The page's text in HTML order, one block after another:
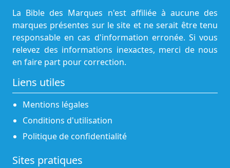
La Bible des Marques n'est affiliée à aucune des
marques présentes sur le site et ne serait être tenu
responsable en cas d'information erronée. Si vous
relevez des informations inexactes, merci de nous
en faire part pour correction.
Liens utiles
Mentions légales
Conditions d'utilisation
Politique de confidentialité
Sites pratiques